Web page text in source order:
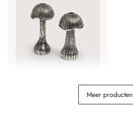
Kaarsenhouder set van 2Meer producten